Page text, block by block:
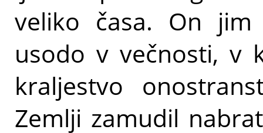
veliko časa. On
usodo v večnosti, v
kraljestvo
Zemlji zamudil